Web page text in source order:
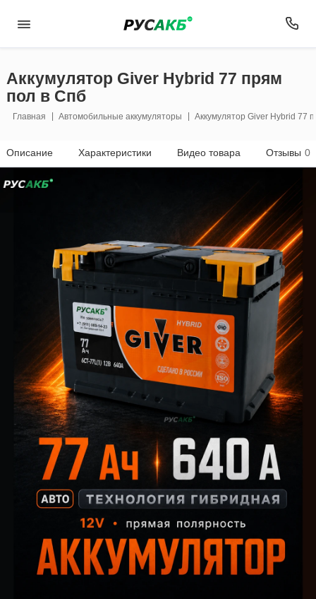
Аккумулятор Giver Hybrid 77 прям
пол в Спб
Главная Автомобильные аккумуляторы Аккумулятор Giver Hybrid 77
Описание Характеристики Видео товара Отзывы 0